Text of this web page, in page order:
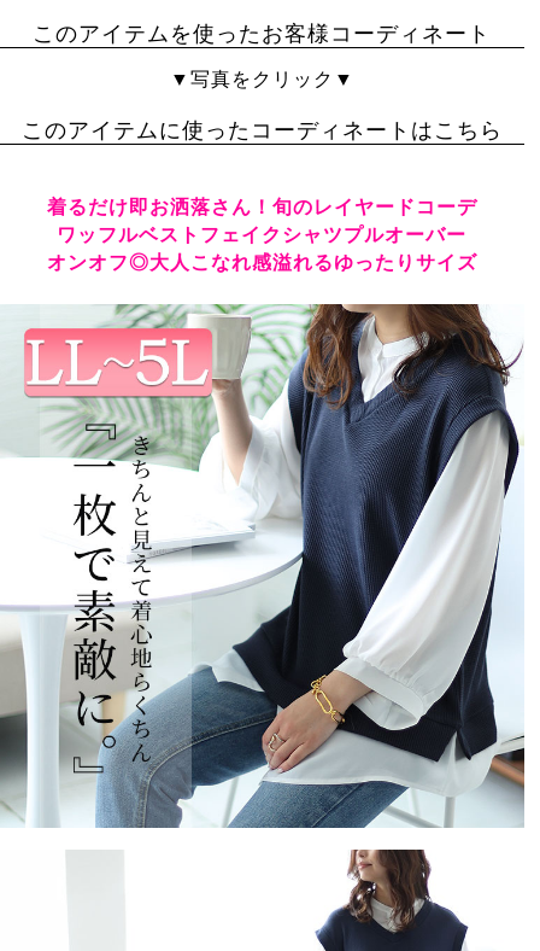
このアイテムを使ったお客様コーディネート
▼写真をクリック▼
このアイテムに使ったコーディネートはこちら
着るだけ即お洒落さん！旬のレイヤードコーデ
ワッフルベストフェイクシャツプルオーバー
オンオフ◎大人こなれ感溢れるゆったりサイズ